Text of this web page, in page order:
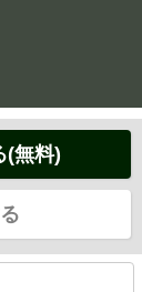
(無料)